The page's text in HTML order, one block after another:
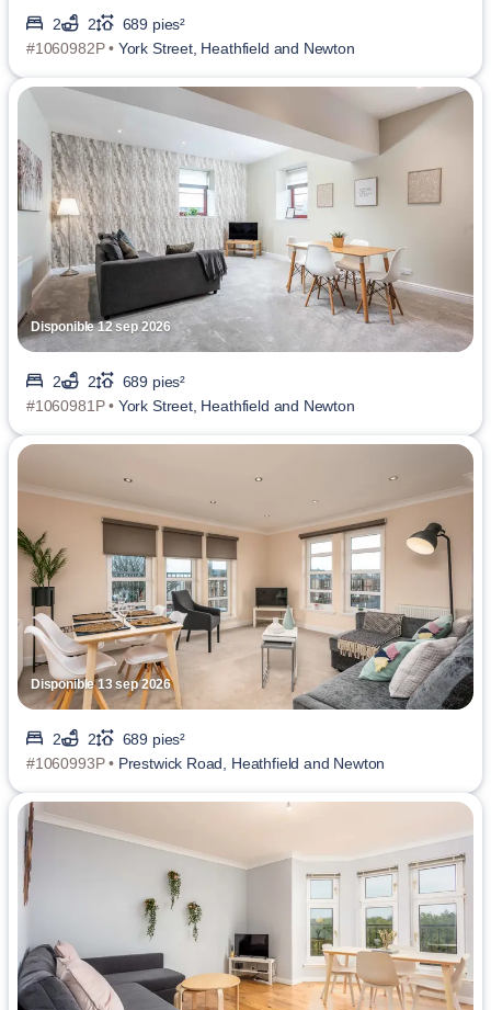
2 2
689 pies²
#1060982P • York Street, Heathfield and Newton
Disponible 12 sep 2026
2 2
689 pies²
#1060981P • York Street, Heathfield and Newton
Disponible 13 sep 2026
2 2
689 pies²
#1060993P • Prestwick Road, Heathfield and Newton